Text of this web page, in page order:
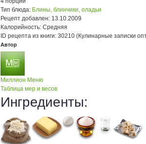
Тип блюда: Блины, блинчики, оладьи
Рецепт добавлен: 13.10.2009
Калорийность: Средняя
ID рецепта из книги: 30210 (Кулинарные записки
Автор
Миллион Меню
Таблица мер и весов
Ингредиенты: